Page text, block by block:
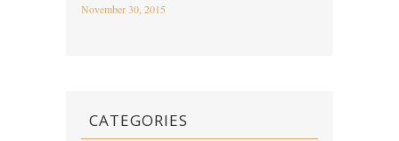
November 30, 2015
CATEGORIES